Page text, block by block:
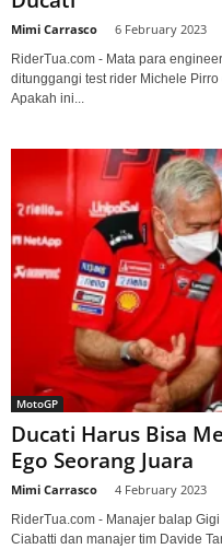
Mimi Carrasco 6 February 2023
RiderTua.com - Mata para
ditunggangi test rider Michele
Apakah ini...
MotoGP
Ducati Harus Bisa
Ego Seorang Juara
Mimi Carrasco 4 February 2023
RiderTua.com - Manajer balap
Ciabatti dan manajer tim Davide